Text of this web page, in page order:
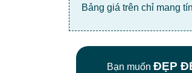
Bảng giá trên chỉ mang
Bạn muốn ĐẸP